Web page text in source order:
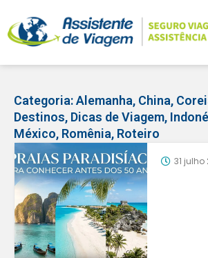
Categoria:Alemanha, China,
Destinos, Dicas de Viagem,
México, Romênia, Roteiro
31 julho